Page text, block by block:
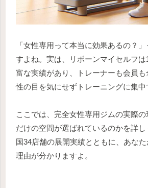
「女性専用って本当に効果あるの？
すよね。実は、リボーンマイセルフ
富な実績があり、トレーナーも会員
性の目を気にせずトレーニングに集中
ここでは、完全女性専用ジムの実際
だけの空間が選ばれているのかを詳
国34店舗の展開実績とともに、あな
理由が分かりますよ。